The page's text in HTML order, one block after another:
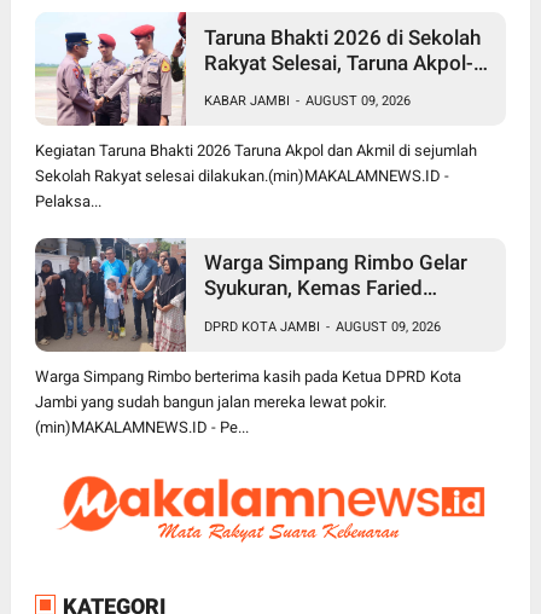
Taruna Bhakti 2026 di Sekolah
Rakyat Selesai, Taruna Akpol-
Menggunakan Hercules A-7305
KABAR JAMBI - AUGUST 09, 2026
Kegiatan Taruna Bhakti 2026 Taruna Akpol dan Akmil di sejumlah
Sekolah Rakyat selesai dilakukan.(min)MAKALAMNEWS.ID -
Pelaksa...
Warga Simpang Rimbo Gelar
Syukuran, Kemas Faried
Pokir untuk Kenang Almarhum
Rafi Akbar
DPRD KOTA JAMBI - AUGUST 09, 2026
Warga Simpang Rimbo berterima kasih pada Ketua DPRD Kota
Jambi yang sudah bangun jalan mereka lewat pokir.
(min)MAKALAMNEWS.ID - Pe...
KATEGORI